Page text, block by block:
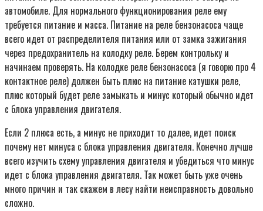
автомобиле. Для нормального функционирования реле ему
требуется питание и масса. Питание на реле бензонасоса чаще
всего идет от распределителя питания или от замка зажигания
через предохранитель на колодку реле. Берем контрольку и
начинаем проверять. На колодке реле бензонасоса (я говорю про 4
контактное реле) должен быть плюс на питание катушки реле,
плюс который будет реле замыкать и минус который обычно идет
с блока управления двигателя.
Если 2 плюса есть, а минус не приходит то далее, идет поиск
почему нет минуса с блока управления двигателя. Конечно лучше
всего изучить схему управления двигателя и убедиться что минус
идет с блока управления двигателя. Так может быть уже очень
много причин и так скажем в лесу найти неисправность довольно
сложно.